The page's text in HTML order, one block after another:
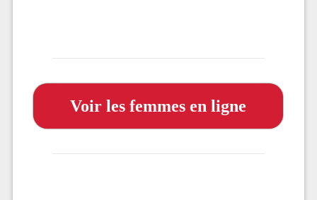
Voir les femmes en ligne